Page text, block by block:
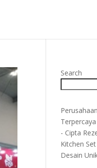
Search
- Cipta
Kitchen
Desain